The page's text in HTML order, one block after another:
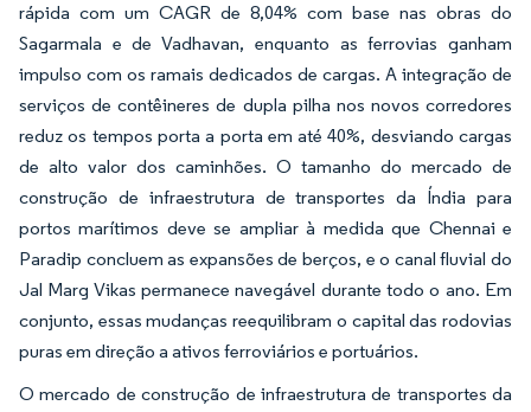
rápida com um CAGR de 8,04% com base nas obras do
Sagarmala e de Vadhavan, enquanto as ferrovias ganham
impulso com os ramais dedicados de cargas. A integração de
serviços de contêineres de dupla pilha nos novos corredores
reduz os tempos porta a porta em até 40%, desviando cargas
de alto valor dos caminhões. O tamanho do mercado de
construção de infraestrutura de transportes da Índia para
portos marítimos deve se ampliar à medida que Chennai e
Paradip concluem as expansões de berços, e o canal fluvial do
Jal Marg Vikas permanece navegável durante todo o ano. Em
conjunto, essas mudanças reequilibram o capital das rodovias
puras em direção a ativos ferroviários e portuários.
O mercado de construção de infraestrutura de transportes da